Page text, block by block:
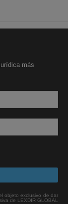
más
objeto exclusivo de dar
de LEXDIR GLOBAL